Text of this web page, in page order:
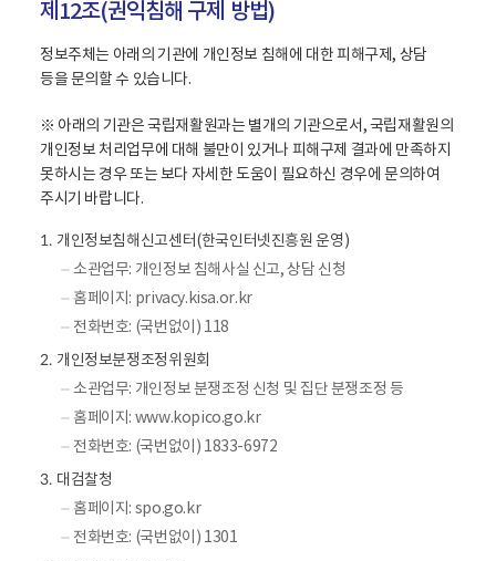
담
자
,
락
처
,
팩
번
호
내
용
을
줍
니
다
제12조(권익침해 구제 방법)
정보주체는 아래의 기관에 개인정보 침해에 대한 피해구제, 상담
등을 문의할 수 있습니다.
※ 아래의 기관은 국립재활원과는 별개의 기관으로서, 국립재활원의
개인정보 처리업무에 대해 불만이 있거나 피해구제 결과에 만족하지
못하시는 경우 또는 보다 자세한 도움이 필요하신 경우에 문의하여
주시기 바랍니다.
1. 개인정보침해신고센터(한국인터넷진흥원 운영)
소관업무: 개인정보 침해사실 신고, 상담 신청
홈페이지: privacy.kisa.or.kr
전화번호: (국번없이) 118
2. 개인정보분쟁조정위원회
소관업무: 개인정보 분쟁조정 신청 및 집단 분쟁조정 등
홈페이지: www.kopico.go.kr
전화번호: (국번없이) 1833-6972
3. 대검찰청
홈페이지: spo.go.kr
전화번호: (국번없이) 1301